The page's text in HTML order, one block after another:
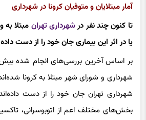
آمار مبتلایان و متوفیان کرونا در شهرداری
تا کنون چند نفر در شهرداری تهران
یا در اثر این بیماری جان خود را از دست
شهرداری تهران جان خود را از دست
بخش‌های مختلف اعم از اتوبوسرانی،